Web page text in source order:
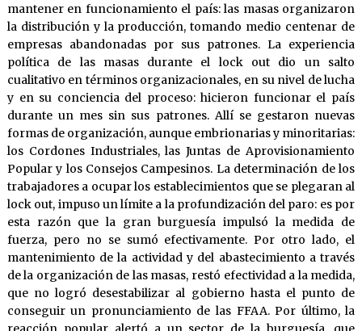
mantener en funcionamiento el país: las masas organizaron
la distribución y la producción, tomando medio centenar de
empresas abandonadas por sus patrones. La experiencia
política de las masas durante el lock out dio un salto
cualitativo en términos organizacionales, en su nivel de lucha
y en su conciencia del proceso: hicieron funcionar el país
durante un mes sin sus patrones. Allí se gestaron nuevas
formas de organización, aunque embrionarias y minoritarias:
los Cordones Industriales, las Juntas de Aprovisionamiento
Popular y los Consejos Campesinos. La determinación de los
trabajadores a ocupar los establecimientos que se plegaran al
lock out, impuso un límite a la profundización del paro: es por
esta razón que la gran burguesía impulsó la medida de
fuerza, pero no se sumó efectivamente. Por otro lado, el
mantenimiento de la actividad y del abastecimiento a través
de la organización de las masas, restó efectividad a la medida,
que no logró desestabilizar al gobierno hasta el punto de
conseguir un pronunciamiento de las FFAA. Por último, la